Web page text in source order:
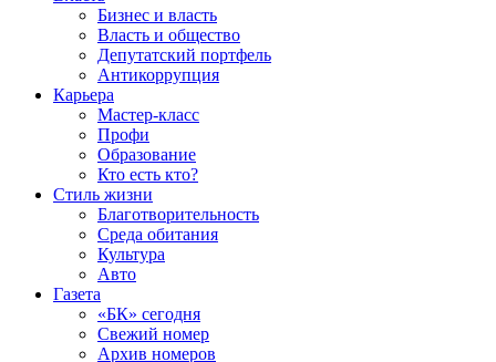
Бизнес и власть
Власть и общество
Депутатский портфель
Антикоррупция
Карьера
Мастер-класс
Профи
Образование
Кто есть кто?
Стиль жизни
Благотворительность
Среда обитания
Культура
Авто
Газета
«БК» сегодня
Свежий номер
Архив номеров